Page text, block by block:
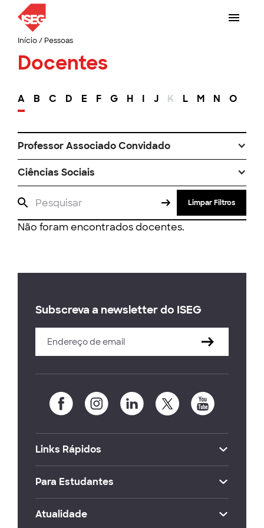
Início/ Pessoas
Docentes
A B C D E F G H I J K L M N O
Professor Associado Convidado
Ciências Sociais
Limpar Filtros
Não foram encontrados docentes.
Subscreva a newsletter do ISEG
Links Rápidos
Para Estudantes
Atualidade